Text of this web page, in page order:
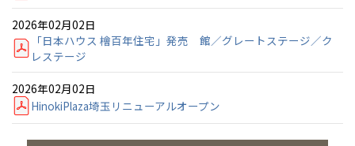
2026年02月02日
「日本ハウス 檜百年住宅」発売 館／グレートステージ／ク
レステージ
2026年02月02日
HinokiPlaza埼玉リニューアルオープン